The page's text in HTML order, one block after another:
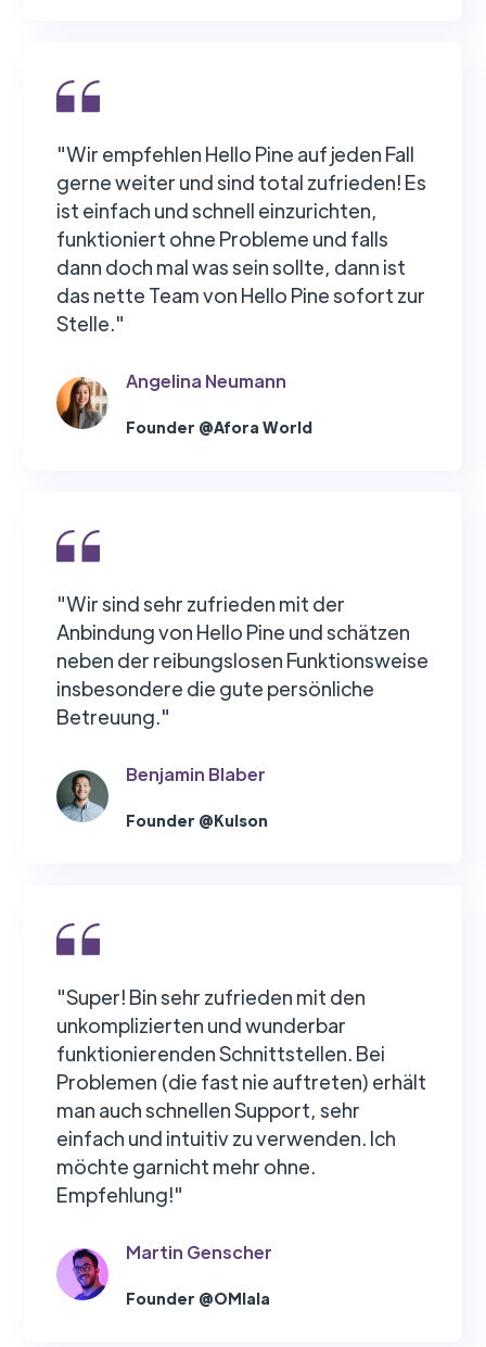
"Wir empfehlen Hello Pine auf jeden Fall
gerne weiter und sind total zufrieden! Es
ist einfach und schnell einzurichten,
funktioniert ohne Probleme und falls
dann doch mal was sein sollte, dann ist
das nette Team von Hello Pine sofort zur
Stelle."
Angelina Neumann
Founder @Afora World
"Wir sind sehr zufrieden mit der
Anbindung von Hello Pine und schätzen
neben der reibungslosen Funktionsweise
insbesondere die gute persönliche
Betreuung."
Benjamin Blaber
Founder @Kulson
"Super! Bin sehr zufrieden mit den
unkomplizierten und wunderbar
funktionierenden Schnittstellen. Bei
Problemen (die fast nie auftreten) erhält
man auch schnellen Support, sehr
einfach und intuitiv zu verwenden. Ich
möchte garnicht mehr ohne.
Empfehlung!"
Martin Genscher
Founder @OMlala